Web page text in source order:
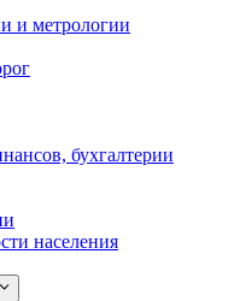
и метрологии
бухгалтерии
населения